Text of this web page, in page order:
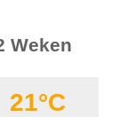
Weken
21°C